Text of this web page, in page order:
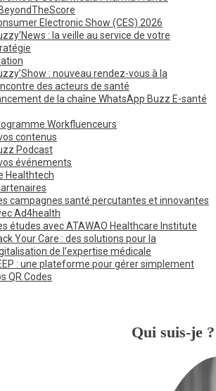
Electronic Show (CES) 2026
: la veille au service de votre
: nouveau rendez-vous à la
des acteurs de santé
de la chaîne WhatsApp Buzz E-santé
Workfluenceurs
contenus
Podcast
événements
Healthtech
campagnes santé percutantes et innovantes
Ad4health
études avec ATAWAO Healthcare Institute
Your Care : des solutions pour la
de l’expertise médicale
: une plateforme pour gérer simplement
QR Codes
Qui suis-je ?